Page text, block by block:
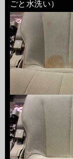
ごと水洗い）